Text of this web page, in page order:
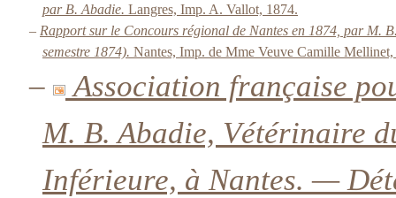
par B. Abadie. Langres, Imp. A. Vallot, 1874.
– Rapport sur le Concours régional de Nantes en 1874, par M.
semestre 1874). Nantes, Imp. de Mme Veuve Camille
–
Association française
M. B. Abadie, Vétérinaire
Inférieure, à Nantes. —